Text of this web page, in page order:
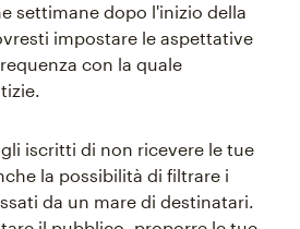
settimane dopo l'inizio della
impostare le aspettative
con la quale
iscritti di non ricevere le tue
la possibilità di filtrare i
da un mare di destinatari.